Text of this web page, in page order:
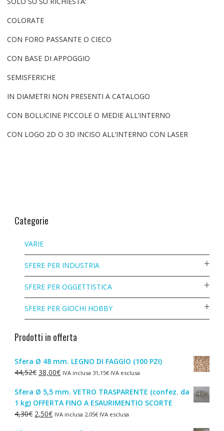
COLORATE
CON FORO PASSANTE O CIECO
CON BASE DI APPOGGIO
SEMISFERICHE
IN DIAMETRI NON PRESENTI A CATALOGO
CON BOLLICINE PICCOLE O MEDIE ALL’INTERNO
CON LOGO 2D O 3D INCISO ALL’INTERNO CON LASER
Categorie
VARIE
SFERE PER INDUSTRIA
SFERE PER OGGETTISTICA
SFERE PER GIOCHI HOBBY
Prodotti in offerta
Sfera Ø 48 mm. LEGNO DI FAGGIO (100 PZI)
44,52€ Il
originale
era:
44,52€.
38,00€Il
attuale
è:
38,00€.
IVA inclusa 31,15€IVA esclusa
Sfera Ø 5,5 mm. VETRO TRASPARENTE (confez. da
1 kg) OFFERTA FINO A ESAURIMENTIO SCORTE
4,30€ Il
2,50€IlIVA inclusa 2,05€IVA esclusa